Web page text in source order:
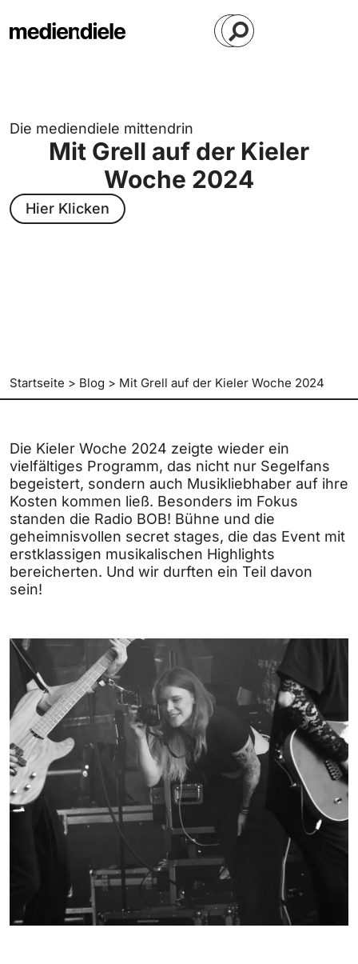
Die mediendiele mittendrin
Mit Grell auf der Kieler
Woche 2024
Hier Klicken
Startseite > Blog > Mit Grell auf der Kieler Woche 2024
Die Kieler Woche 2024 zeigte wieder ein
vielfältiges Programm, das nicht nur Segelfans
begeistert, sondern auch Musikliebhaber auf ihre
Kosten kommen ließ. Besonders im Fokus
standen die Radio BOB! Bühne und die
geheimnisvollen secret stages, die das Event mit
erstklassigen musikalischen Highlights
bereicherten. Und wir durften ein Teil davon
sein!